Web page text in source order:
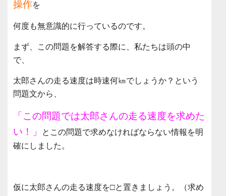
操作を
何度も無意識的に行っているのです。
まず、この問題を解答する際に、私たちは頭の中
で、
太郎さんの走る速度は時速何㎞でしょうか？という
問題文から、
「この問題では太郎さんの走る速度を求めた
い！」
とこの問題で求めなければならない情報を明
確にしました。
仮に太郎さんの走る速度を□と置きましょう。（求め